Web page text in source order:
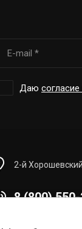
Даю
2-й
8 (800)